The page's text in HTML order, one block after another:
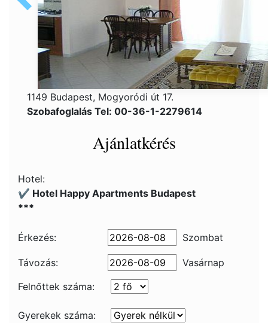
1149 Budapest, Mogyoródi út 17.
Szobafoglalás Tel: 00-36-1-2279614
Ajánlatkérés
Hotel:
✔️ Hotel Happy Apartments Budapest
***
Érkezés: Szombat
Távozás:
Vasárnap
Felnőttek száma:
Gyerekek száma: